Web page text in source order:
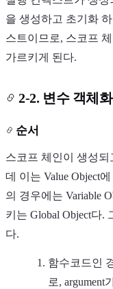
을 생성하고 초기화
스트이므로, 스코프
가르키게 된다.
2-2. 변수 객체
순서
스코프 체인이 생성
데 이는 Value Object
의 경우에는 Variable
키는 Global Object다.
다.
함수코드인
로, argument